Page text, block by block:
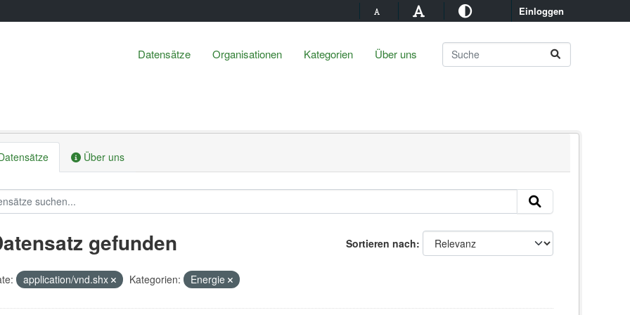
Einloggen
Datensätze Organisationen Kategorien Über uns
Über uns
Sortieren nach
gefunden
application/vnd.shx Kategorien: Energie